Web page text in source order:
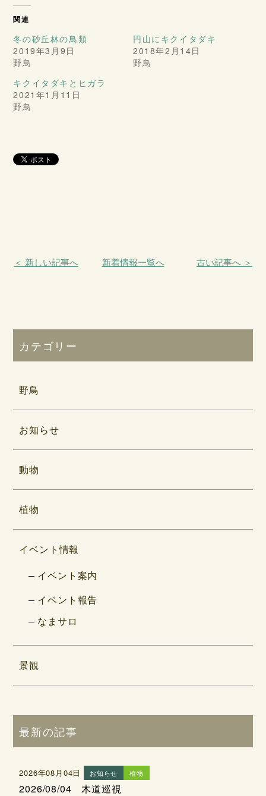
関連
冬の砂丘林の鳥類
2019年3月9日
野鳥
円山にキクイタダキ
2018年2月14日
野鳥
キクイタダキとヒガラ
2021年1月11日
野鳥
＜ 新しい記事へ 新着情報一覧へ 古い記事へ ＞
カテゴリー
野鳥
お知らせ
動物
植物
イベント情報
イベント案内
イベント報告
なまサロ
景観
最新の記事
2026年08月04日 お知らせ 植物
2026/08/04 木道巡視